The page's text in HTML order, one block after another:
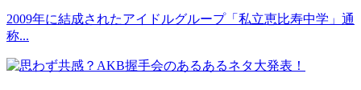
2009年に結成されたアイドルグループ「私立恵比寿中学」通
称...